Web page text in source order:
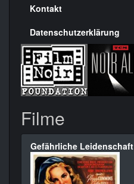
Kontakt
Datenschutzerklärung
Filme
Gefährliche Leidenschaft